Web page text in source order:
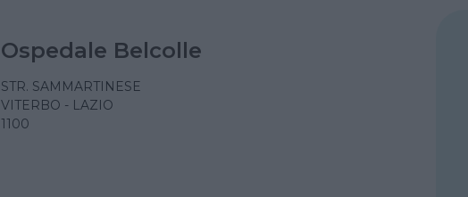
Ospedale Belcolle
STR. SAMMARTINESE
VITERBO - LAZIO
1100